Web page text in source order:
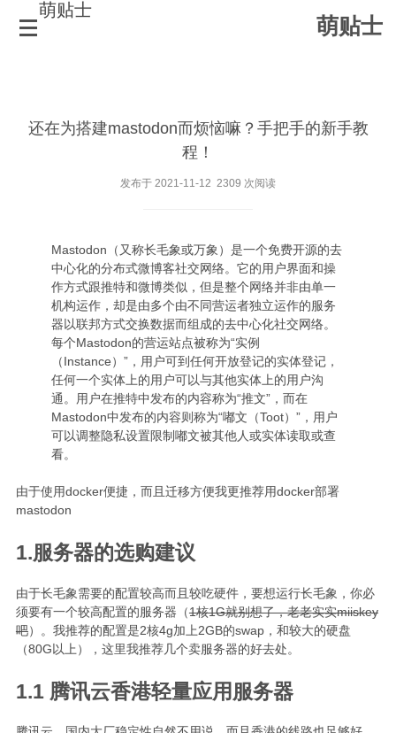
萌贴士
还在为搭建mastodon而烦恼嘛？手把手的新手教
程！
发布于 2021-11-12 2309 次阅读
Mastodon（又称长毛象或万象）是一个免费开源的去
中心化的分布式微博客社交网络。它的用户界面和操
作方式跟推特和微博类似，但是整个网络并非由单一
机构运作，却是由多个由不同营运者独立运作的服务
器以联邦方式交换数据而组成的去中心化社交网络。
每个Mastodon的营运站点被称为“实例
（Instance）”，用户可到任何开放登记的实体登记，
任何一个实体上的用户可以与其他实体上的用户沟
通。用户在推特中发布的内容称为“推文”，而在
Mastodon中发布的内容则称为“嘟文（Toot）”，用户
可以调整隐私设置限制嘟文被其他人或实体读取或查
看。
由于使用docker便捷，而且迁移方便我更推荐用docker部署
mastodon
1.服务器的选购建议
由于长毛象需要的配置较高而且较吃硬件，要想运行长毛象，你必
须要有一个较高配置的服务器（1核1G就别想了，老老实实miiskey
吧）。我推荐的配置是2核4g加上2GB的swap，和较大的硬盘
（80G以上），这里我推荐几个卖服务器的好去处。
1.1 腾讯云香港轻量应用服务器
萌贴士